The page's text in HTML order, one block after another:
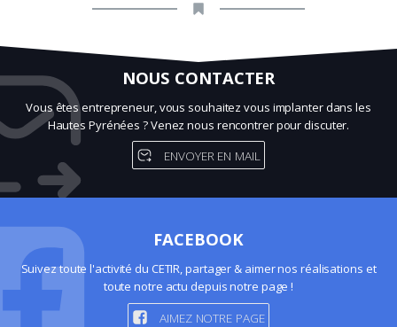
NOUS CONTACTER
Vous êtes entrepreneur, vous souhaitez vous implanter dans les
Hautes Pyrénées ? Venez nous rencontrer pour discuter.
ENVOYER EN MAIL
FACEBOOK
Suivez toute l'activité du CETIR, partager & aimer nos réalisations et
toute notre actu depuis notre page !
AIMEZ NOTRE PAGE